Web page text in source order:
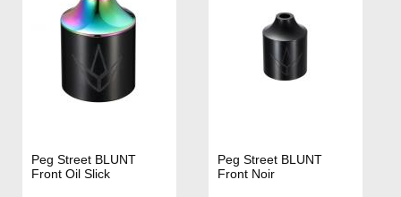
Peg Street BLUNT
Front Oil Slick
Peg Street BLUNT
Front Noir